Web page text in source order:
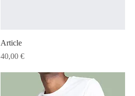
Article
Prix
40,00 €